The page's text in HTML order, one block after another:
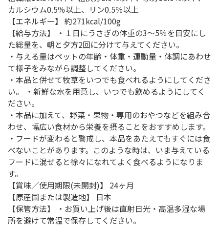
カルシウム0.5％以上、リン0.5％以上
【エネルギー】 約271kcal/100g
【給与方法】 ・１日にうさぎの体重の3～5％を目安にし
た総量を、朝と夕方2回に分けて与えてください。
・与える量はペットの年齢・体重・運動量・体調にあわせ
て様子をみながら調整してください。
・本品と併せて牧草をいつでも食べれるようにしてくださ
い。 ・新鮮な水を用意し、いつでも飲めるようにしてく
ださい。
・本品に加えて、野菜・果物・専用のおやつなどを組み合
わせ、幅広い食材から栄養を摂ることをおすすめします。
・フードが変わると警戒し、本品をあたえてもすぐには食
べないことがあります。このような時は、いま与えている
フードに混ぜると徐々になれてよく食べるようになりま
す。
【賞味／使用期限(未開封)】 24ヶ月
【原産国または製造地】 日本
【保管方法】 ・お買い上げ後は直射日光・高温多湿な場
所を避けて常温で保存してください。